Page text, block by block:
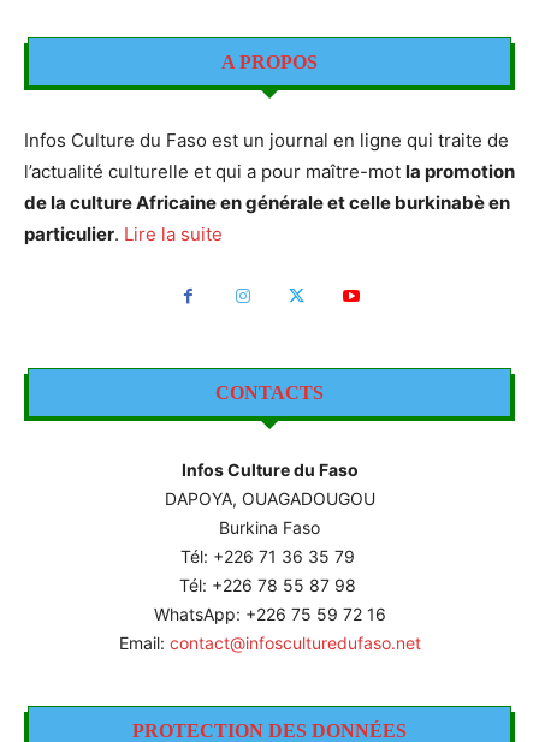
A PROPOS
Infos Culture du Faso est un journal en ligne qui traite de
l’actualité culturelle et qui a pour maître-mot la promotion
de la culture Africaine en générale et celle burkinabè en
particulier. Lire la suite
CONTACTS
Infos Culture du Faso
DAPOYA, OUAGADOUGOU
Burkina Faso
Tél: +226 71 36 35 79
Tél: +226 78 55 87 98
WhatsApp: +226 75 59 72 16
Email: contact@infosculturedufaso.net
PROTECTION DES DONNÉES